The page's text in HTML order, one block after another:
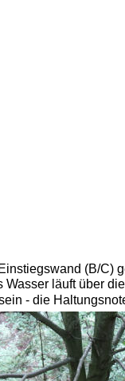
(B/C)
Wasser läuft über
- die